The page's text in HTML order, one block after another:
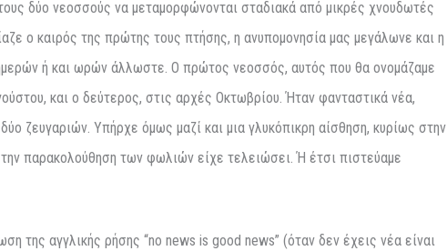
δύο νεοσσούς να μεταμορφώνονται σταδιακά από μικρές χνουδωτές
ο καιρός της πρώτης τους πτήσης, η ανυπομονησία μας μεγάλωνε και η
ή και ωρών άλλωστε. Ο πρώτος νεοσσός, αυτός που θα ονομάζαμε
και ο δεύτερος, στις αρχές Οκτωβρίου. Ήταν φανταστικά νέα,
ζευγαριών. Υπήρχε όμως μαζί και μια γλυκόπικρη αίσθηση, κυρίως στην
παρακολούθηση των φωλιών είχε τελειώσει. Ή έτσι πιστεύαμε
της αγγλικής ρήσης “no news is good news” (όταν δεν έχεις νέα είναι